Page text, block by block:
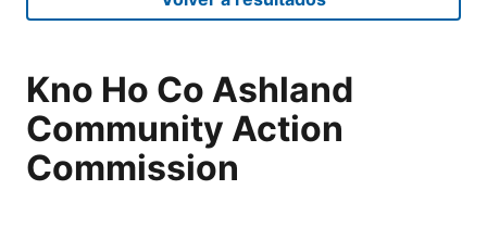
Kno Ho Co Ashland
Community Action
Commission